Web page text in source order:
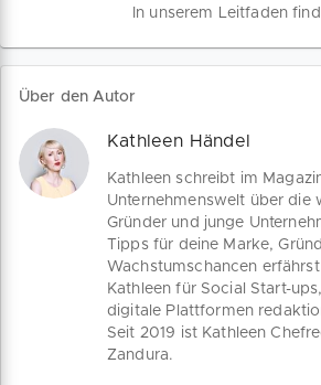
In unserem Leitfaden
Marketing.
Über den Autor
Kathleen Händel
Kathleen schreibt im
Unternehmenswelt über die
Gründer und junge
Tipps für deine Marke,
Wachstumschancen
Kathleen für Social Start-
digitale Plattformen
Seit 2019 ist Kathleen
Zandura.